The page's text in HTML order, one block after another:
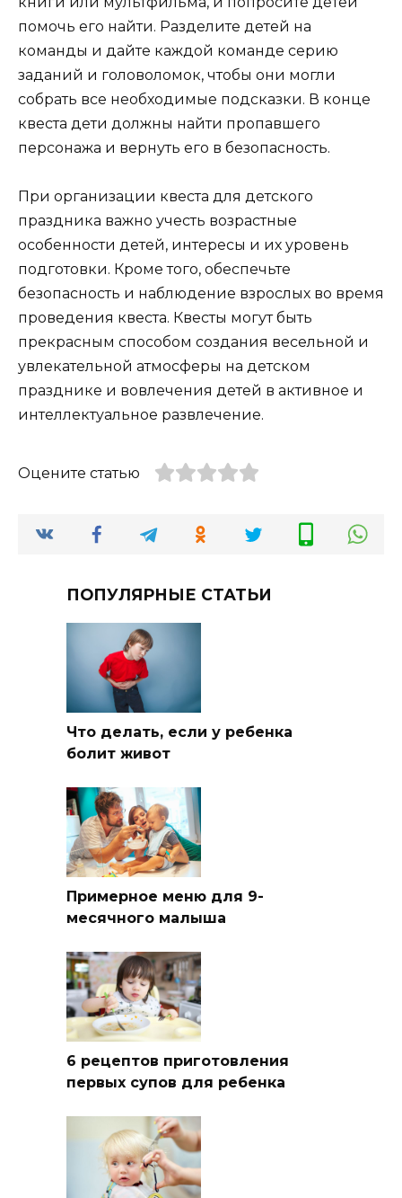
помочь его найти. Разделите детей на
команды и дайте каждой команде серию
заданий и головоломок, чтобы они могли
собрать все необходимые подсказки. В конце
квеста дети должны найти пропавшего
персонажа и вернуть его в безопасность.
При организации квеста для детского
праздника важно учесть возрастные
особенности детей, интересы и их уровень
подготовки. Кроме того, обеспечьте
безопасность и наблюдение взрослых во время
проведения квеста. Квесты могут быть
прекрасным способом создания весельной и
увлекательной атмосферы на детском
празднике и вовлечения детей в активное и
интеллектуальное развлечение.
Оцените статью
ПОПУЛЯРНЫЕ СТАТЬИ
Что делать, если у ребенка
болит живот
Примерное меню для 9-
месячного малыша
6 рецептов приготовления
первых супов для ребенка